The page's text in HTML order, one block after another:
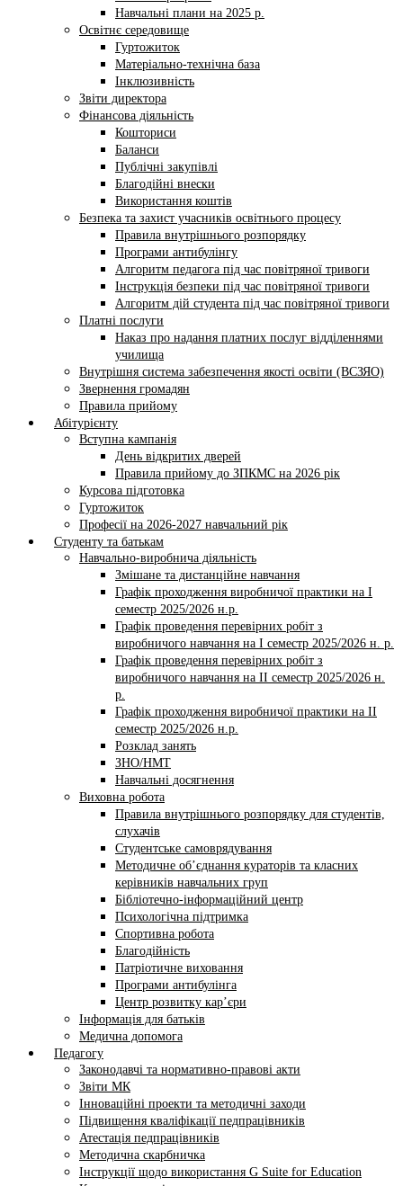
Навчальні плани на 2025 р.
Освітнє середовище
Гуртожиток
Матеріально-технічна база
Інклюзивність
Звіти директора
Фінансова діяльність
Кошториси
Баланси
Публічні закупівлі
Благодійні внески
Використання коштів
Безпека та захист учасників освітнього процесу
Правила внутрішнього розпорядку
Програми антибулінгу
Алгоритм педагога під час повітряної тривоги
Інструкція безпеки під час повітряної тривоги
Алгоритм дій студента під час повітряної тривоги
Платні послуги
Наказ про надання платних послуг відділеннями
училища
Внутрішня система забезпечення якості освіти (ВСЗЯО)
Звернення громадян
Правила прийому
Абітурієнту
Вступна кампанія
День відкритих дверей
Правила прийому до ЗПКМС на 2026 рік
Курсова підготовка
Гуртожиток
Професії на 2026-2027 навчальний рік
Студенту та батькам
Навчально-виробнича діяльність
Змішане та дистанційне навчання
Графік проходження виробничої практики на І
семестр 2025/2026 н.р.
Графік проведення перевірних робіт з
виробничого навчання на І семестр 2025/2026 н. р.
Графік проведення перевірних робіт з
виробничого навчання на ІI семестр 2025/2026 н.
р.
Графік проходження виробничої практики на II
семестр 2025/2026 н.р.
Розклад занять
ЗНО/НМТ
Навчальні досягнення
Виховна робота
Правила внутрішнього розпорядку для студентів,
слухачів
Студентське самоврядування
Методичне об’єднання кураторів та класних
керівників навчальних груп
Бібліотечно-інформаційний центр
Психологічна підтримка
Спортивна робота
Благодійність
Патріотичне виховання
Програми антибулінга
Центр розвитку кар’єри
Інформація для батьків
Медична допомога
Педагогу
Законодавчі та нормативно-правові акти
Звіти МК
Інноваційні проекти та методичні заходи
Підвищення кваліфікації педпрацівників
Атестація педпрацівників
Методична скарбничка
Інструкції щодо використання G Suite for Education